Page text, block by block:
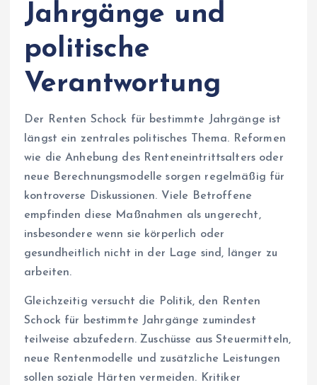
Jahrgänge und
politische
Verantwortung
Der Renten Schock für bestimmte Jahrgänge ist
längst ein zentrales politisches Thema. Reformen
wie die Anhebung des Renteneintrittsalters oder
neue Berechnungsmodelle sorgen regelmäßig für
kontroverse Diskussionen. Viele Betroffene
empfinden diese Maßnahmen als ungerecht,
insbesondere wenn sie körperlich oder
gesundheitlich nicht in der Lage sind, länger zu
arbeiten.
Gleichzeitig versucht die Politik, den Renten
Schock für bestimmte Jahrgänge zumindest
teilweise abzufedern. Zuschüsse aus Steuermitteln,
neue Rentenmodelle und zusätzliche Leistungen
sollen soziale Härten vermeiden. Kritiker